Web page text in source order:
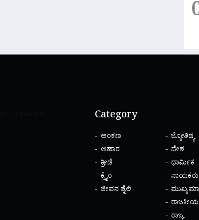
Category
ಅಂಕಣ
ಆಹಾರ
ಕ್ರೀಡೆ
ಕ್ರೈಂ
ಜೀವನ ಶೈಲಿ
ಜ್ಯೋತಿಷ್ಯ
ದೇಶ
ಧಾರ್ಮಿಕ
ನಾಯಕರು
ಮುಖ್ಯ
ರಾಜಕೀಯ
ರಾಜ್ಯ